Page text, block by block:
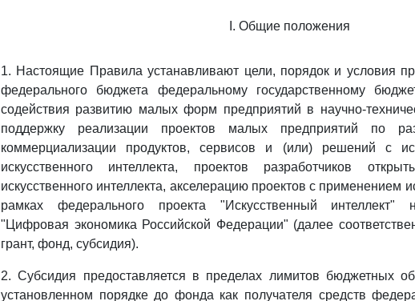
I. Общие положения
1. Настоящие Правила устанавливают цели, порядок и условия
федерального бюджета федеральному государственному
содействия развитию малых форм предприятий в научно-
поддержку реализации проектов малых предприятий по
коммерциализации продуктов, сервисов и (или) решений с
искусственного интеллекта, проектов разработчиков
искусственного интеллекта, акселерацию проектов с применением
рамках федерального проекта "Искусственный интеллект"
"Цифровая экономика Российской Федерации" (далее
грант, фонд, субсидия).
2. Субсидия предоставляется в пределах лимитов бюджетных
установленном порядке до фонда как получателя средств